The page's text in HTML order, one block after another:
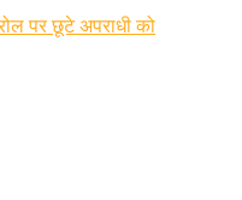
पर छूटे अपराधी को